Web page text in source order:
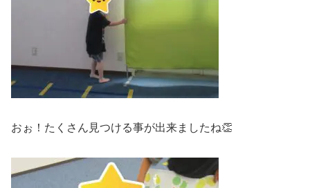
おぉ！たくさん見つける事が出来ましたね👏